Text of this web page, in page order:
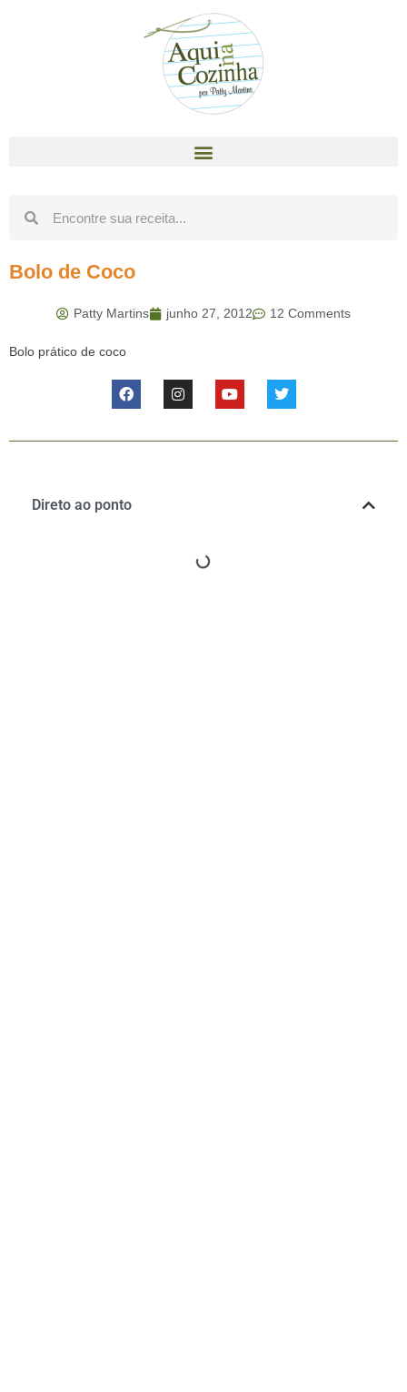
Bolo de Coco
Patty Martins junho 27, 2012 12 Comments
Bolo prático de coco
Direto ao ponto